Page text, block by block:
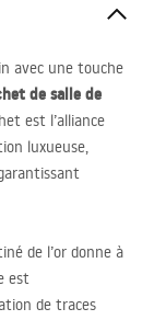
avec une touche
de salle de
est l’alliance
luxueuse,
de l’or donne à
est
de traces